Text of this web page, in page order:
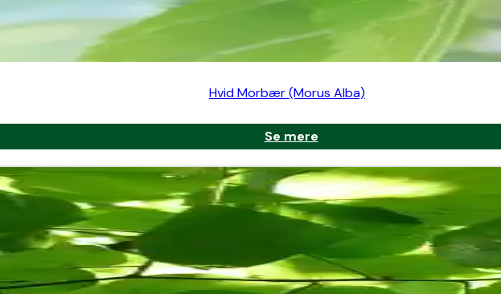
jord med moderat sur til neutral pH. Tåler ikke stående vand.
beskyttet sted med god plads til kronen.
efter plantning. Etablerede træer tåler tørke moderat.
om foråret. Undgå overgødskning med kvælstof, da det kan fremme kraftig vækst
Hvid Morbær (Morus Alba)
Se mere